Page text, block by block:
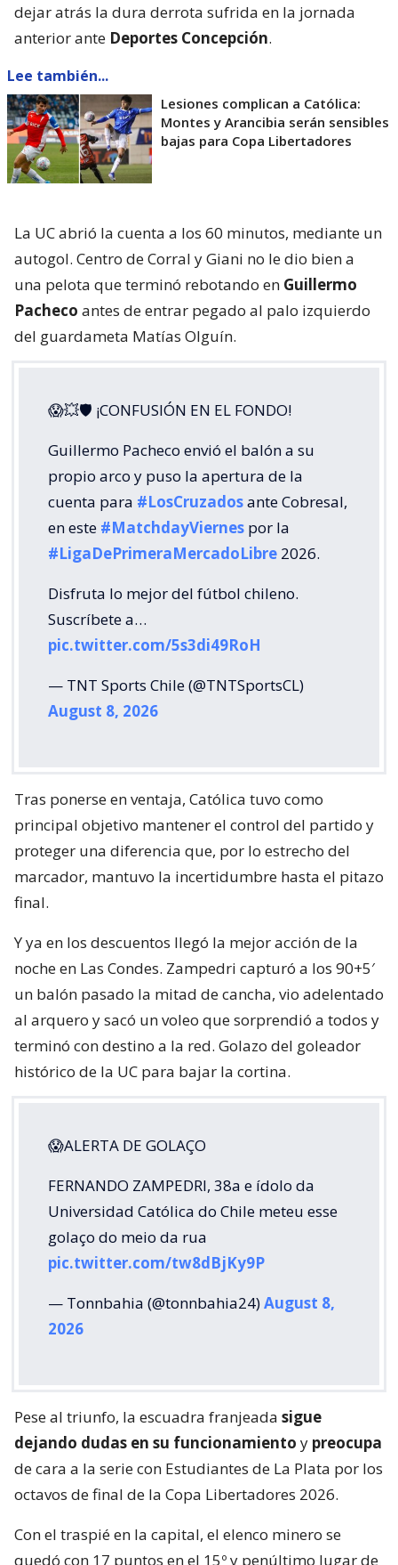
dejar atrás la dura derrota sufrida en la jornada
anterior ante Deportes Concepción.
Lee también...
Lesiones complican a Católica:
Montes y Arancibia serán sensibles
bajas para Copa Libertadores
La UC abrió la cuenta a los 60 minutos, mediante un
autogol. Centro de Corral y Giani no le dio bien a
una pelota que terminó rebotando en Guillermo
Pacheco antes de entrar pegado al palo izquierdo
del guardameta Matías Olguín.
😱💥🛡 ¡CONFUSIÓN EN EL FONDO!
Guillermo Pacheco envió el balón a su
propio arco y puso la apertura de la
cuenta para #LosCruzadosante Cobresal,
en este #MatchdayViernes por la
#LigaDePrimeraMercadoLibre 2026.
Disfruta lo mejor del fútbol chileno.
Suscríbete a…
pic.twitter.com/5s3di49RoH
— TNT Sports Chile (@TNTSportsCL)
August 8, 2026
Tras ponerse en ventaja, Católica tuvo como
principal objetivo mantener el control del partido y
proteger una diferencia que, por lo estrecho del
marcador, mantuvo la incertidumbre hasta el pitazo
final.
Y ya en los descuentos llegó la mejor acción de la
noche en Las Condes. Zampedri capturó a los 90+5′
un balón pasado la mitad de cancha, vio adelentado
al arquero y sacó un voleo que sorprendió a todos y
terminó con destino a la red. Golazo del goleador
histórico de la UC para bajar la cortina.
😱ALERTA DE GOLAÇO
FERNANDO ZAMPEDRI, 38a e ídolo da
Universidad Católica do Chile meteu esse
golaço do meio da rua
pic.twitter.com/tw8dBjKy9P
— Tonnbahia (@tonnbahia24)August 8,
2026
Pese al triunfo, la escuadra franjeada sigue
dejando dudas en su funcionamiento y preocupa
de cara a la serie con Estudiantes de La Plata por los
octavos de final de la Copa Libertadores 2026.
Con el traspié en la capital, el elenco minero se
quedó con 17 puntos en el 15º y penúltimo lugar de